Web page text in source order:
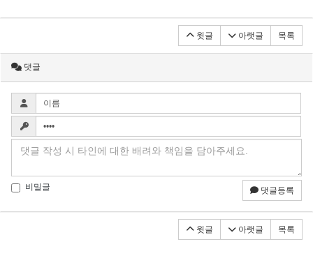
윗글 아랫글 목록
댓글
비밀글 댓글등록
윗글 아랫글 목록